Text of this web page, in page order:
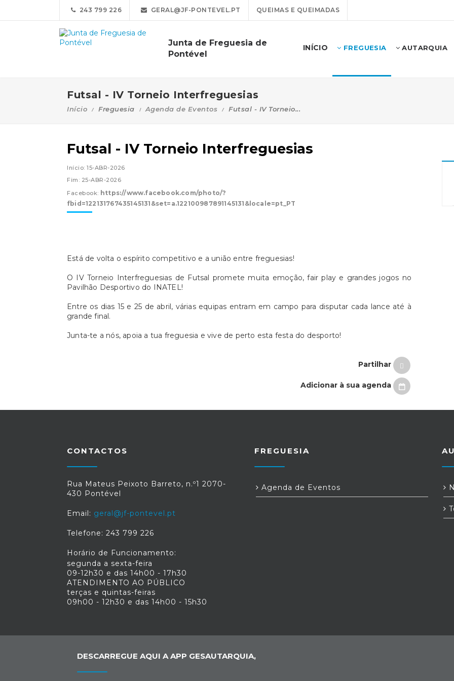
243 799 226 GERAL@JF-PONTEVEL.PT QUEIMAS E QUEIMADAS
Junta de Freguesia de
Pontével
INÍCIO FREGUESIA AUTARQUIA
Futsal - IV Torneio Interfreguesias
Início Freguesia Agenda de Eventos Futsal - IV Torneio...
Futsal - IV Torneio Interfreguesias
Início: 15-ABR-2026
Fim: 25-ABR-2026
Facebook: https://www.facebook.com/photo/?
fbid=122131767435145131&set=a.122100987891145131&locale=pt_PT
Está de volta o espírito competitivo e a união entre freguesias!
O IV Torneio Interfreguesias de Futsal promete muita emoção, fair play e grandes jogos no
Pavilhão Desportivo do INATEL!
Entre os dias 15 e 25 de abril, várias equipas entram em campo para disputar cada lance até à
grande final.
Junta-te a nós, apoia a tua freguesia e vive de perto esta festa do desporto!
Partilhar
Adicionar à sua agenda
CONTACTOS
Rua Mateus Peixoto Barreto, n.º1 2070-
430 Pontével
Email: geral@jf-pontevel.pt
Telefone: 243 799 226
Horário de Funcionamento:
segunda a sexta-feira
09-12h30 e das 14h00 - 17h30
ATENDIMENTO AO PÚBLICO
terças e quintas-feiras
09h00 - 12h30 e das 14h00 - 15h30
FREGUESIA
Agenda de Eventos
DESCARREGUE AQUI A APP GESAUTARQUIA,